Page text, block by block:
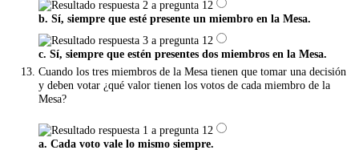
b. Sí, siempre que esté presente un miembro en la Mesa.
c. Sí, siempre que estén presentes dos miembros en la Mesa.
Cuando los tres miembros de la Mesa tienen que tomar una decisión
y deben votar ¿qué valor tienen los votos de cada miembro de la
Mesa?
a. Cada voto vale lo mismo siempre.